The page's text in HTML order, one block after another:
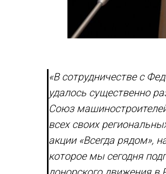
«В сотрудничестве с
удалось существенно
Союз
всех своих
акции «Всегда рядом»,
которое мы сегодня